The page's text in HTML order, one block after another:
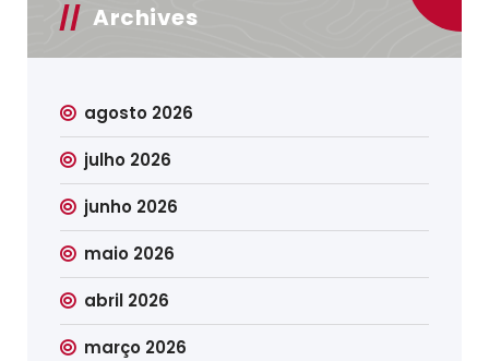
Archives
agosto 2026
julho 2026
junho 2026
maio 2026
abril 2026
março 2026